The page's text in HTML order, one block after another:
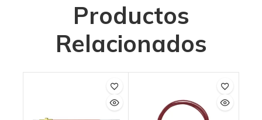
Productos
Relacionados